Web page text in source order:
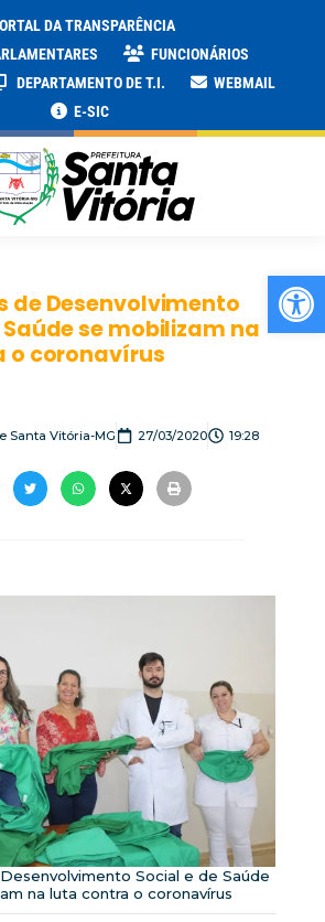
DA TRANSPARÊNCIA
FUNCIONÁRIOS
DEPARTAMENTO DE T.I.
WEBMAIL
E-SIC
de Desenvolvimento
Saúde se mobilizam na
o coronavírus
Santa Vitória-MG 27/03/2020 19:28
Social e de Saúde
na luta contra o coronavírus